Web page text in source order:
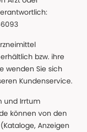
bzw. ihre
wenden Sie sich
Kundenservice.
und Irrtum
können von den
Anzeigen